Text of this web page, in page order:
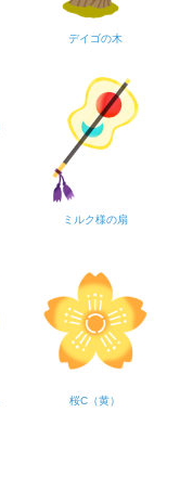
デイゴの木
ミルク様の扇
桜C（黄）